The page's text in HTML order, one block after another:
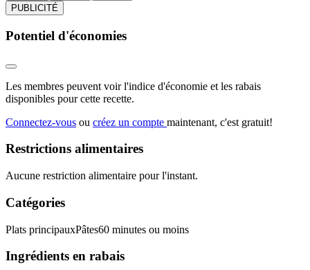
PUBLICITÉ
Potentiel d'économies
Les membres peuvent voir l'indice d'économie et les rabais
disponibles pour cette recette.
Connectez-vous ou créez un compte maintenant, c'est gratuit!
Restrictions alimentaires
Aucune restriction alimentaire pour l'instant.
Catégories
Plats principauxPâtes60 minutes ou moins
Ingrédients en rabais